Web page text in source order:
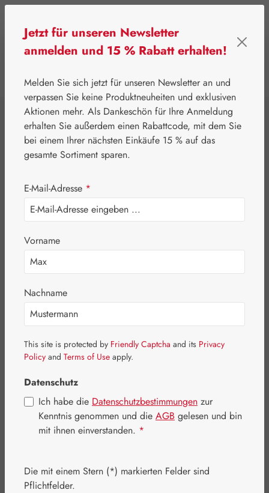
⌂ Gall Pharma Aminosäuren
Argininpyroglutamat
500 mg GPH
Kapseln
Bildergalerie überspringen
Jetzt für unseren Newsletter
anmelden und 15 % Rabatt erhalten!
Melden Sie sich jetzt für unseren Newsletter an und
verpassen Sie keine Produktneuheiten und exklusiven
Aktionen mehr. Als Dankeschön für Ihre Anmeldung
erhalten Sie außerdem einen Rabattcode, mit dem Sie
bei einem Ihrer nächsten Einkäufe 15 % auf das
gesamte Sortiment sparen.
E-Mail-Adresse *
Vorname
Nachname
This site is protected by Friendly Captcha and its Privacy
Policy and Terms of Use apply.
Datenschutz
Ich habe die Datenschutzbestimmungen zur
Kenntnis genommen und die AGB gelesen und bin
mit ihnen einverstanden. *
Die mit einem Stern (*) markierten Felder sind
Pflichtfelder.